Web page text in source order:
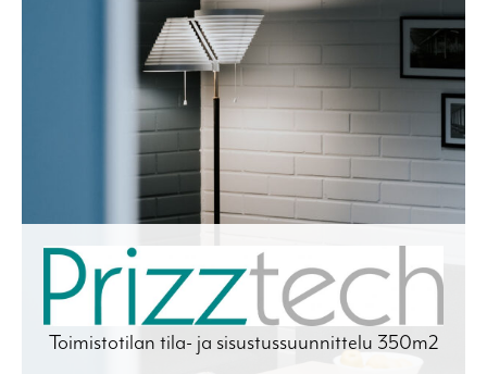
Toimistotilan tila- ja sisustussuunnittelu 350m2